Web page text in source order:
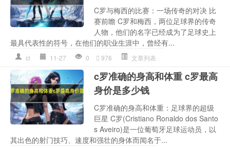
C罗与梅西的比赛：一场传奇的对决 比
赛前瞻 C罗和梅西，两位足球界的传奇
人物，他们的名字已经成为了足球史上
最具代表性的符号，在他们的职业生涯中，曾经有...
cl 11-27 0 976 文章列表
c罗准确的身高和体重 c罗最高
身价是多少钱
C罗准确的身高和体重：足球界的超级
巨星 C罗(Cristiano Ronaldo dos Santo
s Aveiro)是一位葡萄牙足球运动员，以
其出色的射门技巧、速度和强壮的身体而闻名于...